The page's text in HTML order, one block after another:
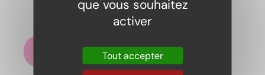
Monster The Doctor
3,00€
Ajouter au panier
que vous souhaitez
activer
Tout accepter